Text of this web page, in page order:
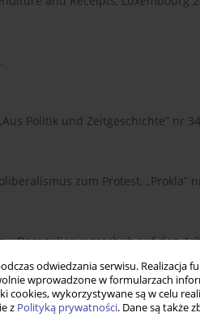
odwiedzania serwisu. Realizacja
wprowadzone w formularzach
cookies, wykorzystywane są w celu
z Polityką prywatności. Dane są także
Politik und Zeitgeschichte” nr
zum Protest, „Prokla”
– Deregulierungsschub auf den